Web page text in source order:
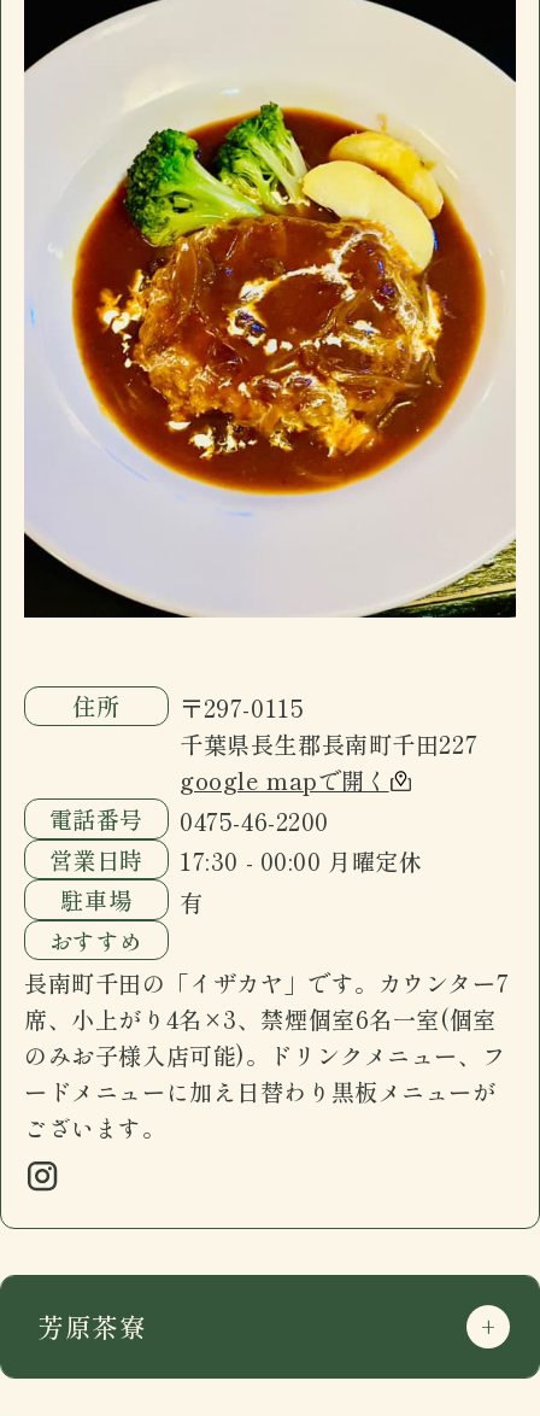
住所
〒297-0115
千葉県長生郡長南町千田227
google mapで開く
電話番号
0475-46-2200
営業日時
17:30 - 00:00 月曜定休
駐車場
有
おすすめ
長南町千田の「イザカヤ」です。カウンター7
席、小上がり4名×3、禁煙個室6名一室(個室
のみお子様入店可能)。ドリンクメニュー、フ
ードメニューに加え日替わり黒板メニューが
ございます。
芳原茶寮